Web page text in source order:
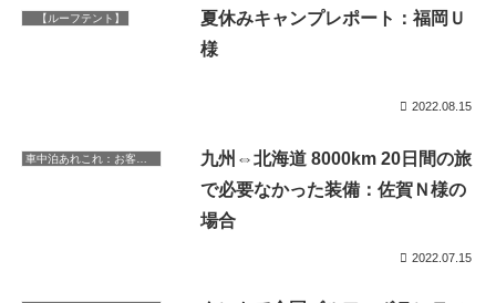
【ルーフテント】
夏休みキャンプレポート：福岡Ｕ
様
2022.08.15
九州⇔北海道 8000km 20日間の旅
で必要なかった装備：佐賀Ｎ様の
場合
2022.07.15